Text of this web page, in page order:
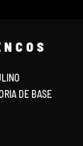
DE BASE